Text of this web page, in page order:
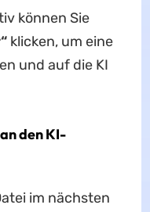
können Sie
klicken, um eine
und auf die KI
den KI-
im nächsten